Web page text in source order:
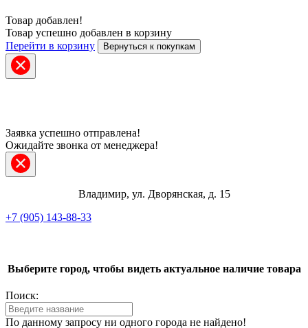
ВКонтакте
Max
Товар добавлен!
Товар успешно добавлен в корзину
Перейти в корзину
Вернуться к покупкам
Заявка успешно отправлена!
Ожидайте звонка от менеджера!
Владимир, ул. Дворянская, д. 15
+7 (905) 143-88-33
Выберите город, чтобы видеть актуальное наличие товара
Поиск:
По данному запросу ни одного города не найдено!